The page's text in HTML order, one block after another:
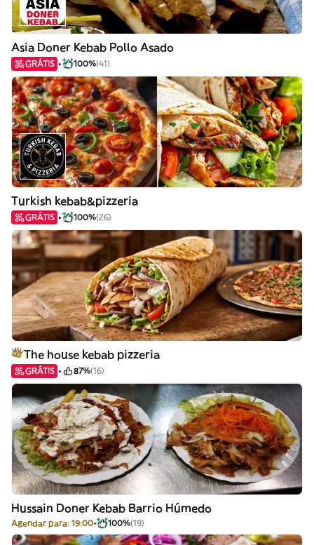
Asia Doner Kebab Pollo Asado
GRÁTIS 100%(41)
Turkish kebab&pizzeria
GRÁTIS 100%(26)
The house kebab pizzeria
GRÁTIS 87%(16)
Hussain Doner Kebab Barrio Húmedo
Agendar para: 19:00 100%(19)